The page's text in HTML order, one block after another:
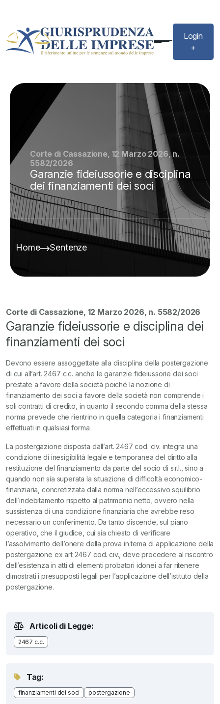
Login
+
Corte di Cassazione, 12 Marzo 2026, n.
5582/2026
Garanzie fideiussorie e disciplina
dei finanziamenti dei soci
Home Sentenze
Corte di Cassazione, 12 Marzo 2026, n. 5582/2026
Garanzie fideiussorie e disciplina dei
finanziamenti dei soci
Devono essere assoggettate alla disciplina della postergazione
di cui all’art. 2467 c.c. anche le garanzie fideiussorie dei soci
prestate a favore della società poiché la nozione di
finanziamento dei soci a favore della società non comprende i
soli contratti di credito, in quanto il secondo comma della stessa
norma prevede che rientrino in quella categoria i finanziamenti
effettuati in qualsiasi forma.
La postergazione disposta dall’art. 2467 cod. civ. integra una
condizione di inesigibilità legale e temporanea del diritto alla
restituzione del finanziamento da parte del socio di s.r.l., sino a
quando non sia superata la situazione di difficoltà economico-
finanziaria, concretizzata dalla norma nell’eccessivo squilibrio
dell’indebitamento rispetto al patrimonio netto, ovvero nella
sussistenza di una condizione finanziaria che avrebbe reso
necessario un conferimento. Da tanto discende, sul piano
operativo, che il giudice, cui sia chiesto di verificare
l’assolvimento dell’onere della prova in tema di applicazione della
postergazione ex art 2467 cod. civ., deve procedere al riscontro
dell’esistenza in atti di elementi probatori idonei a far ritenere
dimostrati i presupposti legali per l’applicazione dell’istituto della
postergazione.
Articoli di Legge:
2467 c.c.
Tag:
finanziamenti dei soci postergazione